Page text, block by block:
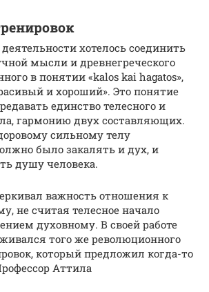
хотелось соединить
мысли и древнегреческого
в понятии «kalos kai hagatos»,
и хороший». Это понятие
единство телесного и
гармонию двух составляющих.
сильному телу
было закалять и дух, и
душу человека.
важность отношения к
не считая телесное начало
духовному. В своей работе
того же революционного
который предложил когда-то
Аттила